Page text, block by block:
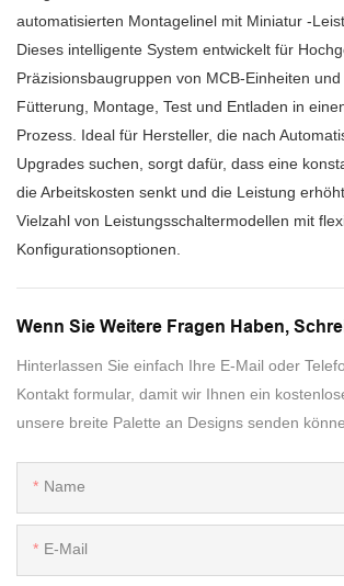
automatisierten Montagelinel mit Miniatur -
Dieses intelligente System entwickelt für
Präzisionsbaugruppen von MCB-Einheiten
Fütterung, Montage, Test und Entladen in
Prozess. Ideal für Hersteller, die nach
Upgrades suchen, sorgt dafür, dass eine
die Arbeitskosten senkt und die Leistung
Vielzahl von Leistungsschaltermodellen mit
Konfigurationsoptionen.
Wenn Sie Weitere Fragen Haben,
Hinterlassen Sie einfach Ihre E-Mail oder
Kontakt formular, damit wir Ihnen ein
unsere breite Palette an Designs senden
Name
E-Mail